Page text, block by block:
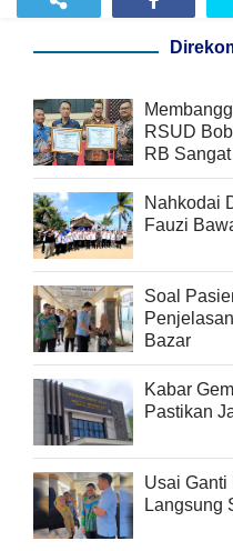
RSUD
RB
Nahkodai
Fauzi
Soal
Bazar
Kabar
Pastikan
Usai Ganti
Langsung